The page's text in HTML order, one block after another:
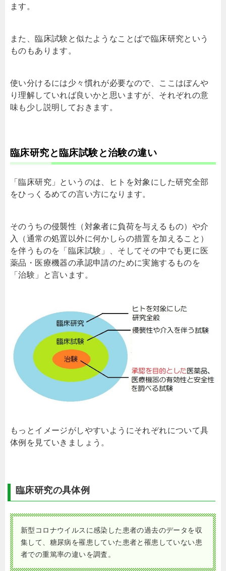
ます。
また、臨床試験と似たようなことばで臨床研究という
ものもあります。
使い分けるには少々慣れが必要なので、ここはぼんや
り理解していれば良いかと思いますが、それぞれの意
味も少し説明しておきます。
臨床研究と臨床試験と治験の違い
「臨床研究」というのは、ヒトを対象にした研究全部
をひっくるめての言い方になります。
そのうちの侵襲性（対象者に負荷を与えるもの）や介
入（通常の処置以外に何かしらの措置を加えること）
を伴うものを「臨床試験」、そしてその中でも更に医
薬品・医療機器の承認申請のために実施するものを
「治験」と言います。
もっとイメージがしやすいようにそれぞれについて具
体例を見ていきましょう。
臨床研究の具体例
新型コロナウイルスに感染した患者の過去のデータを収
集して、糖尿病を罹患していた患者と罹患していない患
者での重篤率の違いを調査。